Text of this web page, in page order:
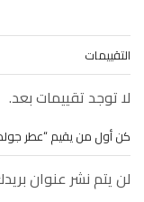
التقييمات
لا توجد تقييمات بعد.
كن أول من يقيم “عطر جولدن
لن يتم نشر عنوان